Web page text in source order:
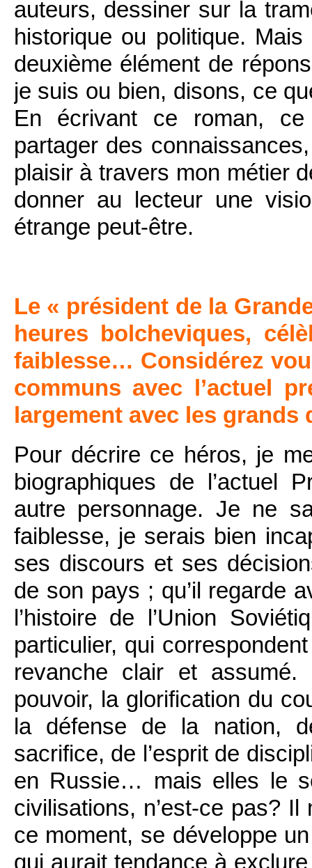
auteurs, dessiner sur la
historique ou politique.
deuxième élément de
je suis ou bien, disons, ce
En écrivant ce roman, ce
partager des
plaisir à travers mon métier
donner au lecteur une
étrange peut-être.
Le « président de la
heures bolcheviques,
faiblesse… Considérez
communs avec l’actuel
largement avec les grands
Pour décrire ce héros, je
biographiques de l’actuel
autre personnage. Je ne
faiblesse, je serais bien
ses discours et ses
de son pays ; qu’il regarde
l’histoire de l’Union
particulier, qui
revanche clair et
pouvoir, la glorification du
la défense de la nation,
sacrifice, de l’esprit de
en Russie… mais elles le
civilisations, n’est-ce pas?
ce moment, se développe
qui aurait tendance à